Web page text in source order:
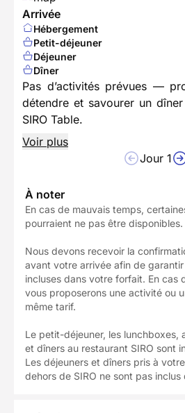
Arrivée
Hébergement
Petit-déjeuner
Déjeuner
Dîner
Pas d’activités prévues —
détendre et savourer un
SIRO Table.
Voir plus
Jour 1
À noter
En cas de mauvais temps,
pourraient ne pas être disponibles.
Nous devons recevoir la
avant votre arrivée afin de
incluses dans votre forfait. En cas
vous proposerons une activité ou
même tarif.
Le petit-déjeuner, les lunchboxes,
et dîners au restaurant SIRO sont
Les déjeuners et dîners pris à
dehors de SIRO ne sont pas